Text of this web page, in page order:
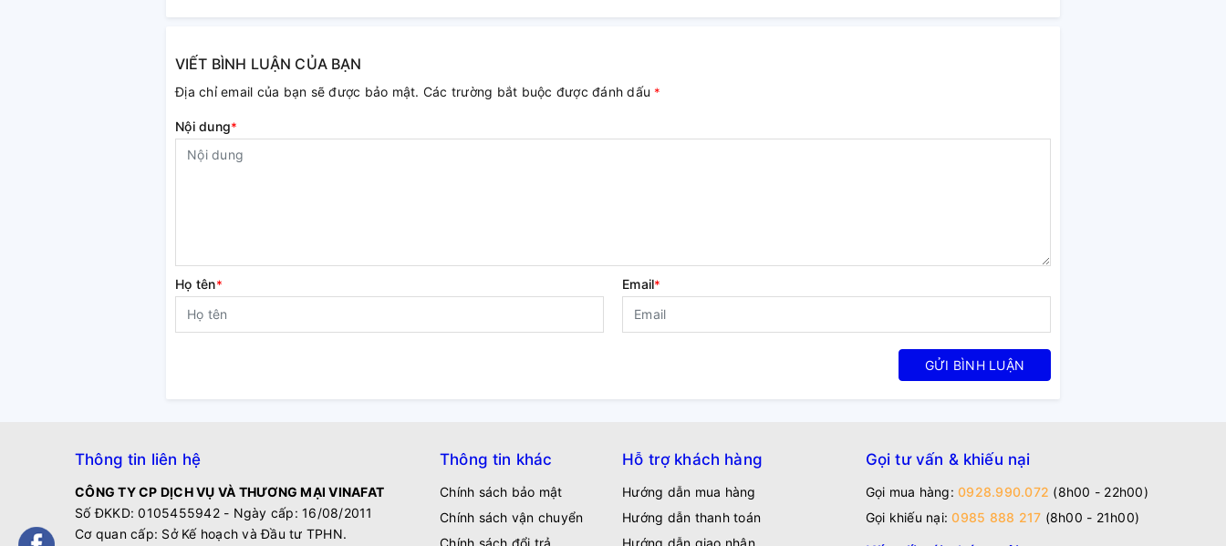
VIẾT BÌNH LUẬN CỦA BẠN
Địa chỉ email của bạn sẽ được bảo mật. Các trường bắt buộc được đánh dấu *
Nội dung*
Họ tên* Email*
GỬI BÌNH LUẬN
Thông tin liên hệ
CÔNG TY CP DỊCH VỤ VÀ THƯƠNG MẠI VINAFAT
Số ĐKKD: 0105455942 - Ngày cấp: 16/08/2011
Cơ quan cấp: Sở Kế hoạch và Đầu tư TPHN.
Thông tin khác
Chính sách bảo mật
Chính sách vận chuyển
Chính sách đổi trả
Hỗ trợ khách hàng
Hướng dẫn mua hàng
Hướng dẫn thanh toán
Hướng dẫn giao nhận
Gọi tư vấn & khiếu nại
Gọi mua hàng:0928.990.072 (8h00 - 22h00)
Gọi khiếu nại:0985 888 217 (8h00 - 21h00)